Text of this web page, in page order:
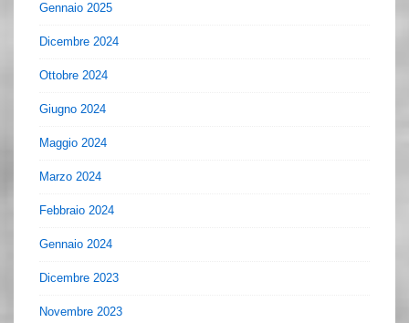
Gennaio 2025
Dicembre 2024
Ottobre 2024
Giugno 2024
Maggio 2024
Marzo 2024
Febbraio 2024
Gennaio 2024
Dicembre 2023
Novembre 2023